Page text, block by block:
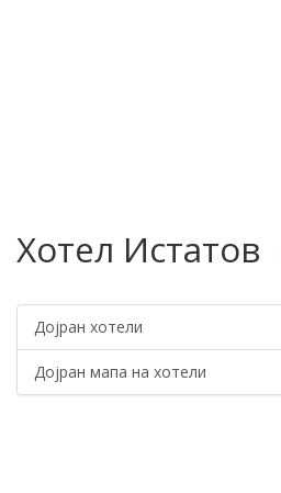
Хотел Истатов
Дојран хотели
Дојран мапа на хотели